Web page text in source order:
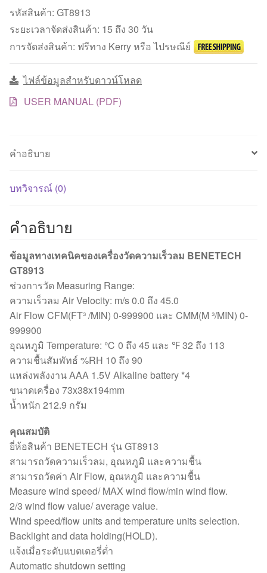
วัด
ความเร็ว
Anemometer
รหัสสินค้า: GT8913
ระยะเวลาจัดส่งสินค้า: 15 ถึง 30 วัน
การจัดส่งสินค้า: ฟรีทาง Kerry หรือ ไปรษณีย์
ไฟล์ข้อมูลสำหรับดาวน์โหลด
USER MANUAL (PDF)
คำอธิบาย
บทวิจารณ์ (0)
คำอธิบาย
ข้อมูลทางเทคนิคของเครื่องวัดความเร็วลม BENETECH
GT8913
ช่วงการวัด Measuring Range:
ความเร็วลม Air Velocity: m/s 0.0 ถึง 45.0
Air Flow CFM(FT³ /MIN) 0-999900 และ CMM(M ³/MIN) 0-
999900
อุณหภูมิ Temperature: ℃ 0 ถึง 45 และ ℉ 32 ถึง 113
ความชื้นสัมพัทธ์ %RH 10 ถึง 90
แหล่งพลังงาน AAA 1.5V Alkaline battery *4
ขนาดเครื่อง 73x38x194mm
น้ำหนัก 212.9 กรัม
คุณสมบัติ
ยี่ห้อสินค้า BENETECH รุ่น GT8913
สามารถวัดความเร็วลม, อุณหภูมิ และความชื้น
สามารถวัดค่า Air Flow, อุณหภูมิ และความชื้น
Measure wind speed/ MAX wind flow/min wind flow.
2/3 wind flow value/ average value.
Wind speed/flow units and temperature units selection.
Backlight and data holding(HOLD).
แจ้งเมื่อระดับแบตเตอรี่ต่ำ
Automatic shutdown setting